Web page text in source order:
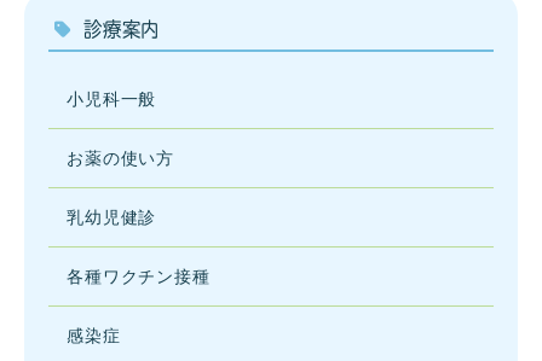
診療案内
小児科一般
お薬の使い方
乳幼児健診
各種ワクチン接種
感染症